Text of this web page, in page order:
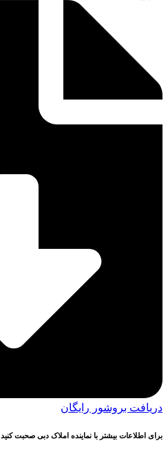
دریافت بروشور رایگان
برای اطلاعات بیشتر با نماینده املاک دبی صحبت کنید